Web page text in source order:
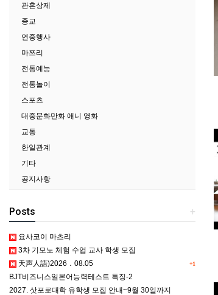
관혼상제
종교
연중행사
마쯔리
전통예능
전통놀이
스포츠
대중문화만화 애니 영화
교통
한일관계
기타
공지사항
+
Posts
요사코이 마츠리
3차 기모노 체험 수업 교사 학생 모집
+1
天声人語)2026．08.05
BJT비즈니스일본어능력테스트 특징-2
2027. 삿포로대학 유학생 모집 안내~9월 30일까지